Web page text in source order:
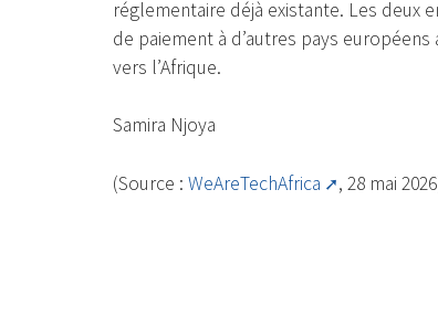
réglementaire déjà existante. Les deux
de paiement à d’autres pays
vers l’Afrique.
Samira Njoya
(Source : WeAreTechAfrica , 28 mai